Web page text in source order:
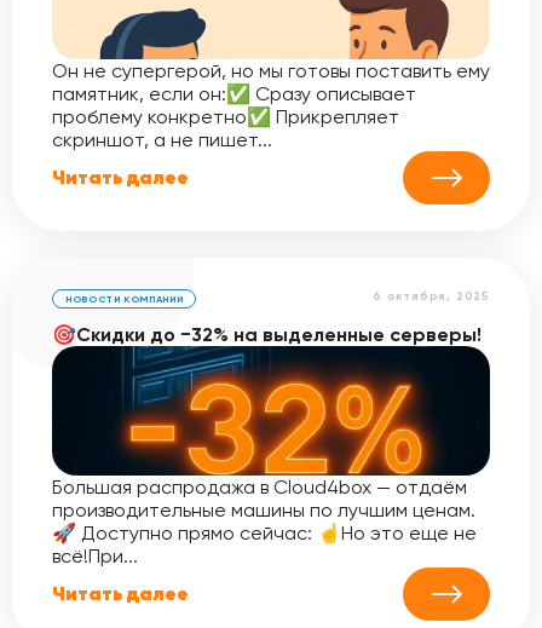
Он не супергерой, но мы готовы поставить ему
памятник, если он:✅ Сразу описывает
проблему конкретно✅ Прикрепляет
скриншот, а не пишет...
Читать далее
6 октября, 2025
НОВОСТИ КОМПАНИИ
🎯Скидки до −32% на выделенные серверы!
Большая распродажа в Cloud4box — отдаём
производительные машины по лучшим ценам.
🚀 Доступно прямо сейчас: ☝️Но это еще не
всё!При...
Читать далее